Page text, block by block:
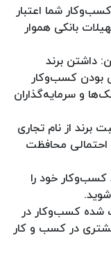
شما اعتبار
بانکی هموار
داشتن برند
بودن کسب‌وکار
و سرمایه‌گذاران
برند از نام تجاری
احتمالی محافظت
خود را
شده کسب‌وکار در
در کسب و کار